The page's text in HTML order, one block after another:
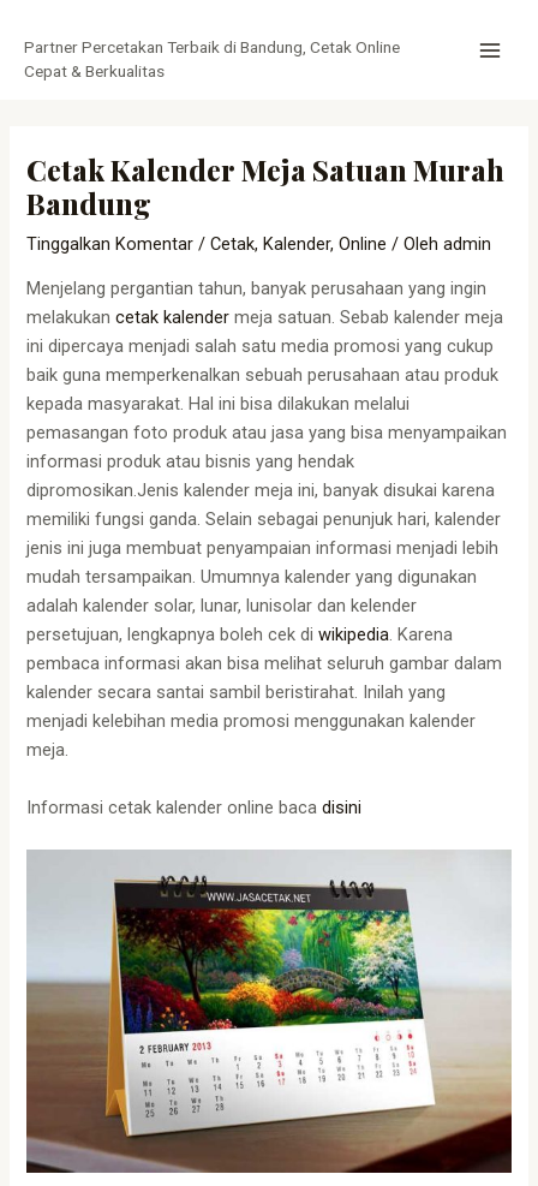
konten
Partner Percetakan Terbaik di Bandung, Cetak Online
Cepat & Berkualitas
Cetak Kalender Meja Satuan Murah
Bandung
Tinggalkan Komentar /Cetak,Kalender,Online / Olehadmin
Menjelang pergantian tahun, banyak perusahaan yang ingin
melakukancetak kalender meja satuan. Sebab kalender meja
ini dipercaya menjadi salah satu media promosi yang cukup
baik guna memperkenalkan sebuah perusahaan atau produk
kepada masyarakat. Hal ini bisa dilakukan melalui
pemasangan foto produk atau jasa yang bisa menyampaikan
informasi produk atau bisnis yang hendak
dipromosikan.Jenis kalender meja ini, banyak disukai karena
memiliki fungsi ganda. Selain sebagai penunjuk hari, kalender
jenis ini juga membuat penyampaian informasi menjadi lebih
mudah tersampaikan. Umumnya kalender yang digunakan
adalah kalender solar, lunar, lunisolar dan kelender
persetujuan, lengkapnya boleh cek diwikipedia. Karena
pembaca informasi akan bisa melihat seluruh gambar dalam
kalender secara santai sambil beristirahat. Inilah yang
menjadi kelebihan media promosi menggunakan kalender
meja.
Informasi cetak kalender online bacadisini
navigation